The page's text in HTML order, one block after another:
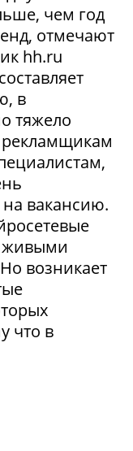
чем год
отмечают
hh.ru
в
тяжело
рекламщикам
вакансию.
живыми
возникает
что в